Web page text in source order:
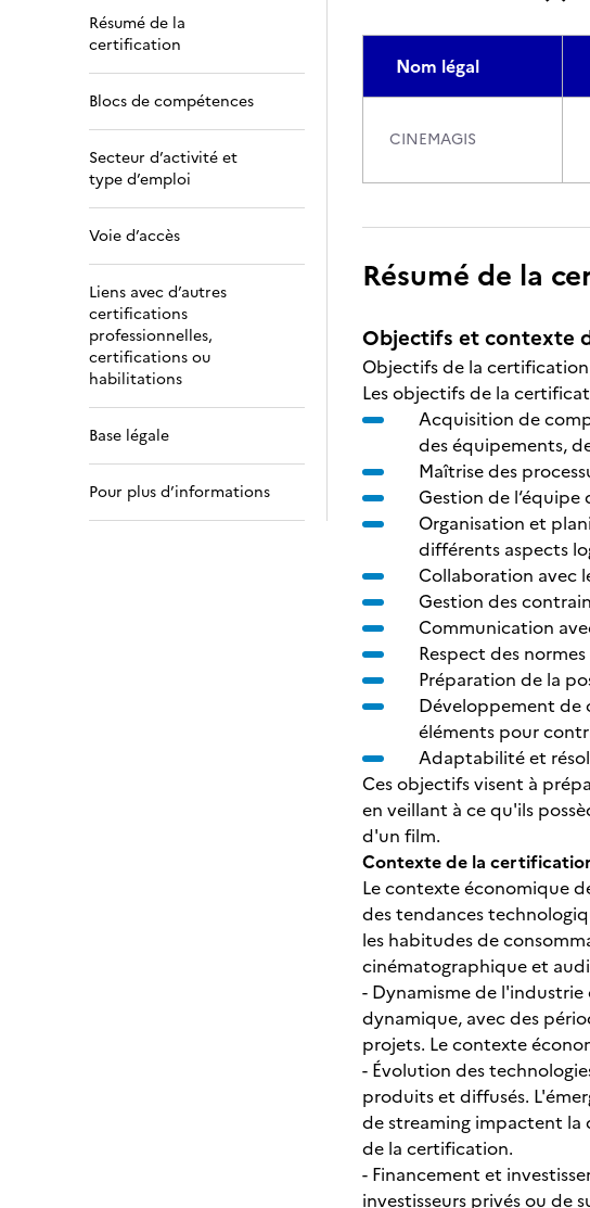
Résumé de la
certification
Blocs de compétences
Secteur d’activité et
type d’emploi
Voie d’accès
Liens avec d’autres
certifications
professionnelles,
certifications ou
habilitations
Base légale
Pour plus d’informations
Nom légal
CINEMAGIS
Résumé de la
Objectifs et contexte
Objectifs de la certification
Les objectifs de la
Acquisition de
des équipements,
Maîtrise des
Gestion de l‘équipe
Organisation et
différents aspects
Collaboration avec
Gestion des
Communication
Respect des
Préparation de la
Développement de
éléments pour
Adaptabilité et
Ces objectifs visent à
en veillant à ce qu'ils
d'un film.
Contexte de la
Le contexte économique
des tendances
les habitudes de
cinématographique et
- Dynamisme de
dynamique, avec des
projets. Le contexte
- Évolution des
produits et diffusés.
de streaming impactent la
de la certification.
- Financement et
investisseurs privés ou de